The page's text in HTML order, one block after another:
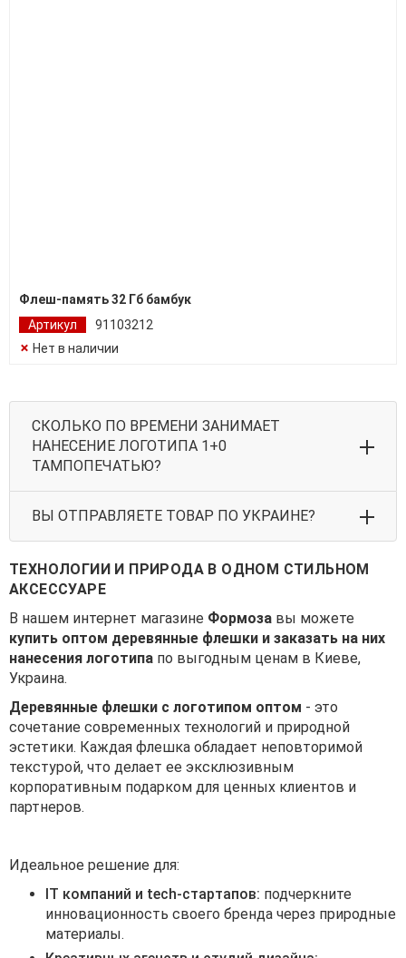
Флеш-память 32 Гб бамбук
Артикул
91103212
Нет в наличии
СКОЛЬКО ПО ВРЕМЕНИ ЗАНИМАЕТ
НАНЕСЕНИЕ ЛОГОТИПА 1+0
ТАМПОПЕЧАТЬЮ?
ВЫ ОТПРАВЛЯЕТЕ ТОВАР ПО УКРАИНЕ?
ТЕХНОЛОГИИ И ПРИРОДА В ОДНОМ СТИЛЬНОМ
АКСЕССУАРЕ
В нашем интернет магазине Формоза вы можете
купить оптом деревянные флешки и заказать на них
нанесения логотипа по выгодным ценам в Киеве,
Украина.
Деревянные флешки с логотипом оптом - это
сочетание современных технологий и природной
эстетики. Каждая флешка обладает неповторимой
текстурой, что делает ее эксклюзивным
корпоративным подарком для ценных клиентов и
партнеров.
Идеальное решение для:
IT компаний и tech-стартапов: подчеркните
инновационность своего бренда через природные
материалы.